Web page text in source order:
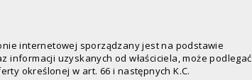
internetowej sporządzany jest na podstawie
informacji uzyskanych od właściciela, może podlegać
określonej w art. 66 i następnych K.C.